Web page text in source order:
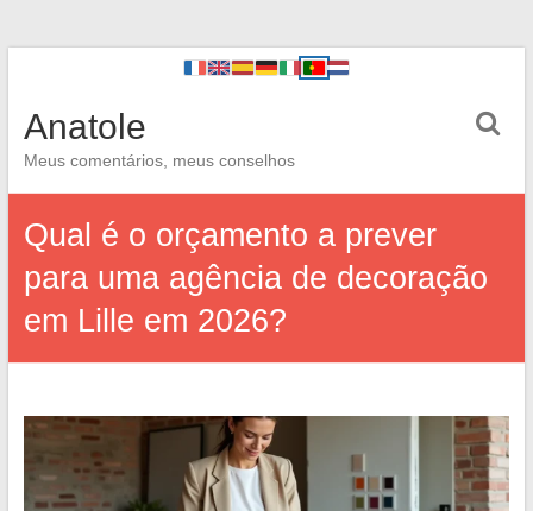
Anatole
Meus comentários, meus conselhos
Qual é o orçamento a prever
para uma agência de decoração
em Lille em 2026?